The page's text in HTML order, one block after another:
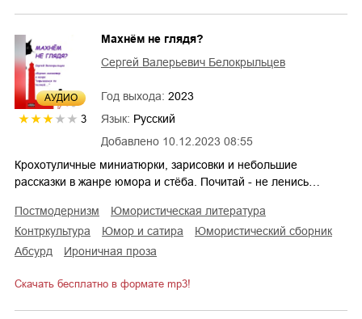
AУДИО
3
Добавлено 10.12.2023 08:55
Махнём не глядя?
Сергей Валерьевич Белокрыльцев
Год выхода: 2023
Язык: Русский
Крохотуличные миниатюрки, зарисовки и небольшие
рассказки в жанре юмора и стёба. Почитай - не ленись…
постмодернизм
юмористическая литература
контркультура
юмор и сатира
юмористический сборник
абсурд
ироничная проза
Скачать бесплатно в формате mp3!